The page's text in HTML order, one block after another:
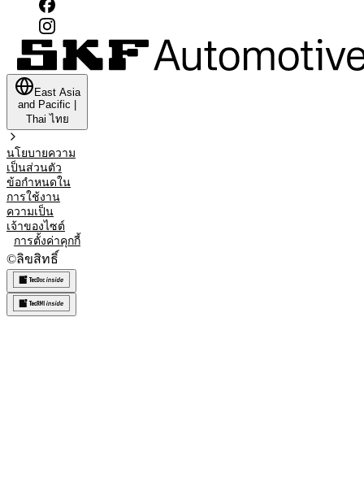
East Asia
and Pacific
Thai ไทย
นโยบายความ
เป็นส่วนตัว
ข้อกำหนดใน
การใช้งาน
ความเป็น
เจ้าของไซต์
การตั้งค่าคุกกี้
©ลิขสิทธิ์